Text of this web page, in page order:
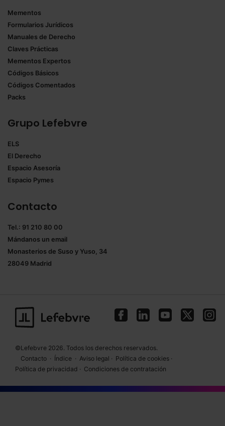
Mementos
Formularios Jurídicos
Manuales de Derecho
Claves Prácticas
Mementos Expertos
Códigos Básicos
Códigos Comentados
Packs
Grupo Lefebvre
ELS
El Derecho
Espacio Asesoría
Espacio Pymes
Contacto
Tel.: 91 210 80 00
Mándanos un email
Monasterios de Suso y Yuso, 34
28049 Madrid
©Lefebvre 2026. Todos los derechos reservados.
Contacto · Índice · Aviso legal · Política de cookies ·
Política de privacidad · Condiciones de contratación